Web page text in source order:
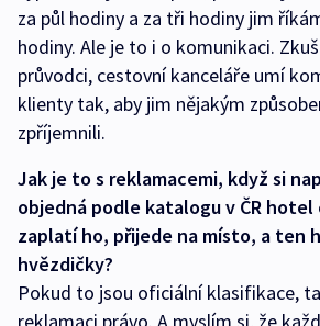
za půl hodiny a za tři hodiny jim
hodiny. Ale je to i o komunikaci.
průvodci, cestovní kanceláře umí
klienty tak, aby jim nějakým
zpříjemnili.
Jak je to s reklamacemi, když si
objedná podle katalogu v ČR
zaplatí ho, přijede na místo, a ten
hvězdičky?
Pokud to jsou oficiální klasifikace,